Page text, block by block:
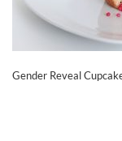
Gender Reveal